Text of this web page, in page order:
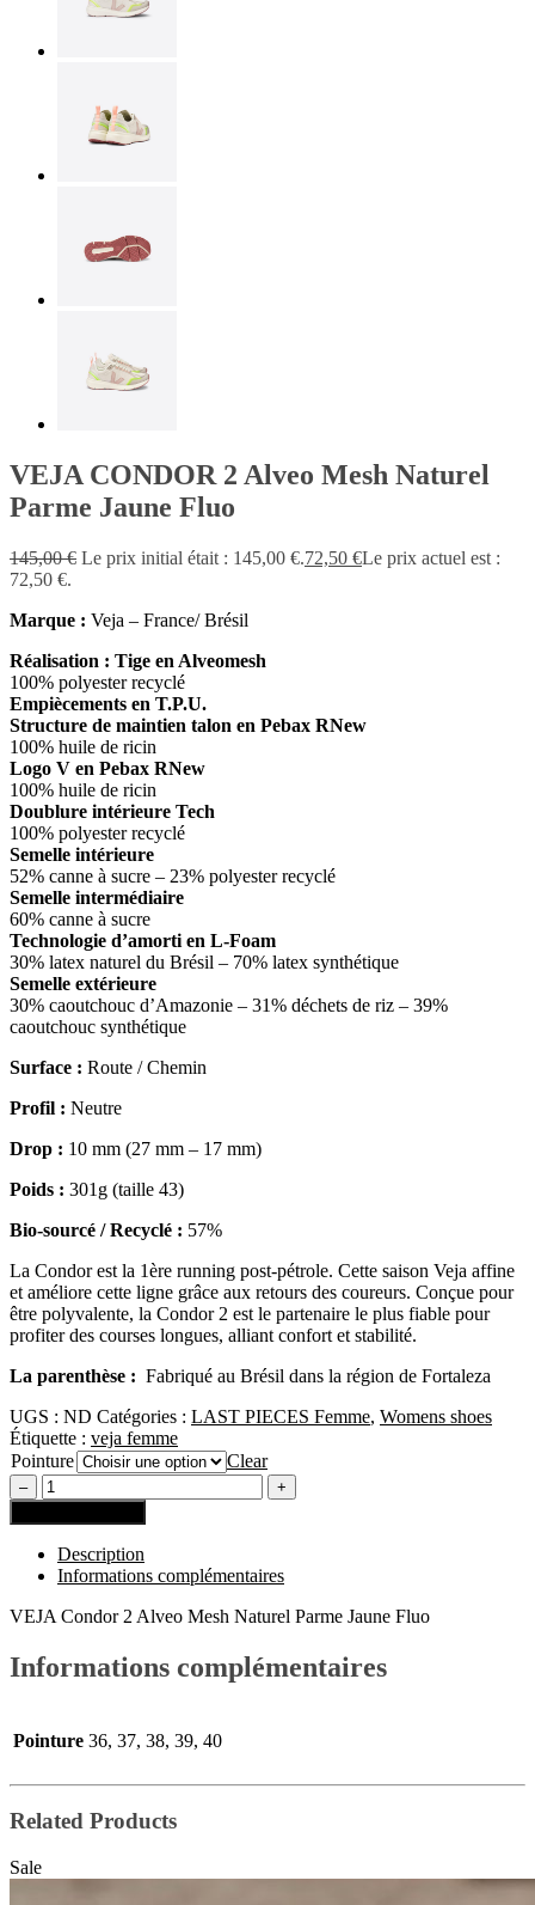
VEJA CONDOR 2 Alveo Mesh Naturel
Parme Jaune Fluo
145,00€ Le prix initial était : 145,00 €.72,50 €Le prix actuel est :
72,50 €.
Marque : Veja – France/ Brésil
Réalisation : Tige en Alveomesh
100% polyester recyclé
Empiècements en T.P.U.
Structure de maintien talon en Pebax RNew
100% huile de ricin
Logo V en Pebax RNew
100% huile de ricin
Doublure intérieure Tech
100% polyester recyclé
Semelle intérieure
52% canne à sucre – 23% polyester recyclé
Semelle intermédiaire
60% canne à sucre
Technologie d’amorti en L-Foam
30% latex naturel du Brésil – 70% latex synthétique
Semelle extérieure
30% caoutchouc d’Amazonie – 31% déchets de riz – 39%
caoutchouc synthétique
Surface : Route / Chemin
Profil : Neutre
Drop : 10 mm (27 mm – 17 mm)
Poids : 301g (taille 43)
Bio-sourcé / Recyclé : 57%
La Condor est la 1ère running post-pétrole. Cette saison Veja affine
et améliore cette ligne grâce aux retours des coureurs. Conçue pour
être polyvalente, la Condor 2 est le partenaire le plus fiable pour
profiter des courses longues, alliant confort et stabilité.
La parenthèse : Fabriqué au Brésil dans la région de Fortaleza
UGS : ND Catégories : LAST PIECES Femme, Womens shoes
Étiquette : veja femme
Pointure
Clear
Description
Informations complémentaires
VEJA Condor 2 Alveo Mesh Naturel Parme Jaune Fluo
Informations complémentaires
Pointure 36, 37, 38, 39, 40
Related Products
Sale